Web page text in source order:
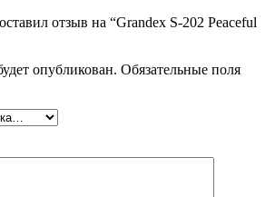
отзыв на “Grandex S-202 Peaceful
опубликован. Обязательные поля